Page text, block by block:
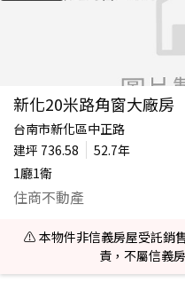
新化20米路角窗大廠房
台南市新化區中正路
建坪 736.58
52.7年
1廳1衛
住商不動產
⚠️ 本物件非信義房屋受託銷
責，不屬信義